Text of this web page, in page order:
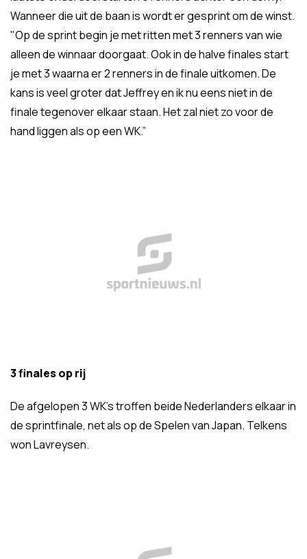
Wanneer die uit de baan is wordt er gesprint om de winst.
"Op de sprint begin je met ritten met 3 renners van wie
alleen de winnaar doorgaat. Ook in de halve finales start
je met 3 waarna er 2 renners in de finale uitkomen. De
kans is veel groter dat Jeffrey en ik nu eens niet in de
finale tegenover elkaar staan. Het zal niet zo voor de
hand liggen als op een WK.”
3 finales op rij
De afgelopen 3 WK’s troffen beide Nederlanders elkaar in
de sprintfinale, net als op de Spelen van Japan. Telkens
won Lavreysen.